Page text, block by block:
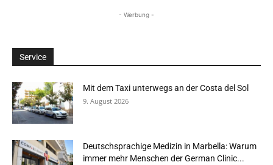
- Werbung -
Service
Mit dem Taxi unterwegs an der Costa del Sol
9. August 2026
Deutschsprachige Medizin in Marbella: Warum
immer mehr Menschen der German Clinic...